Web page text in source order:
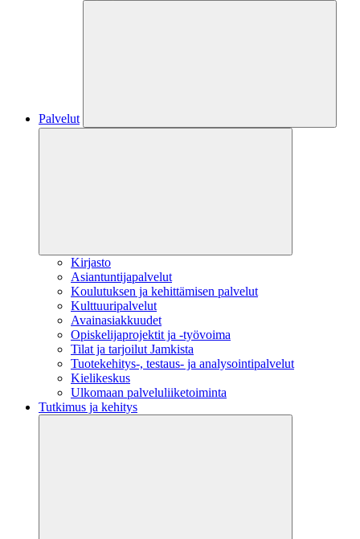
Palvelut
Kirjasto
Asiantuntijapalvelut
Koulutuksen ja kehittämisen palvelut
Kulttuuripalvelut
Avainasiakkuudet
Opiskelijaprojektit​ ja -työvoima
Tilat ja tarjoilut Jamkista
Tuotekehitys-, testaus- ja analysointipalvelut
Kielikeskus
Ulkomaan palveluliiketoiminta
Tutkimus ja kehitys